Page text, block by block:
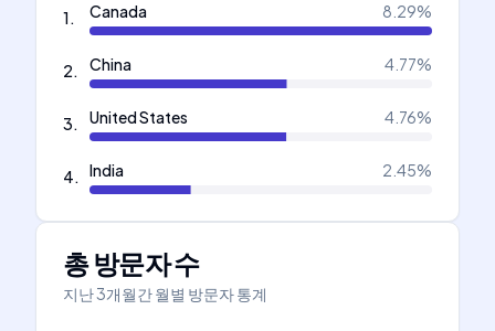
1. Canada 8.29%
2. China 4.77%
3. United States 4.76%
4. India 2.45%
총 방문자 수
지난 3개월간 월별 방문자 통계